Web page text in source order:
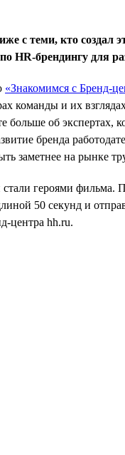
с теми, кто создал
HR-брендингу для
«Знакомимся с Бренд-
команды и их
больше об экспертах,
бренда
заметнее на рынке
героями фильма.
50 секунд и
центра hh.ru.